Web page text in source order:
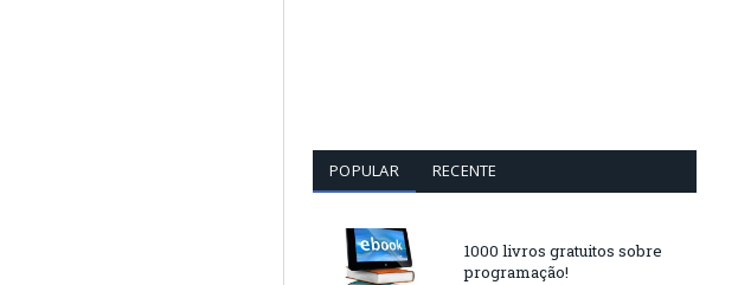
POPULAR RECENTE
1000 livros gratuitos sobre
programação!